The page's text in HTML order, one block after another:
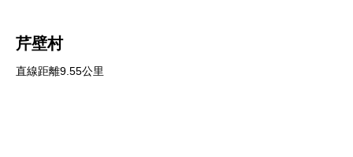
芹壁村
直線距離9.55公里